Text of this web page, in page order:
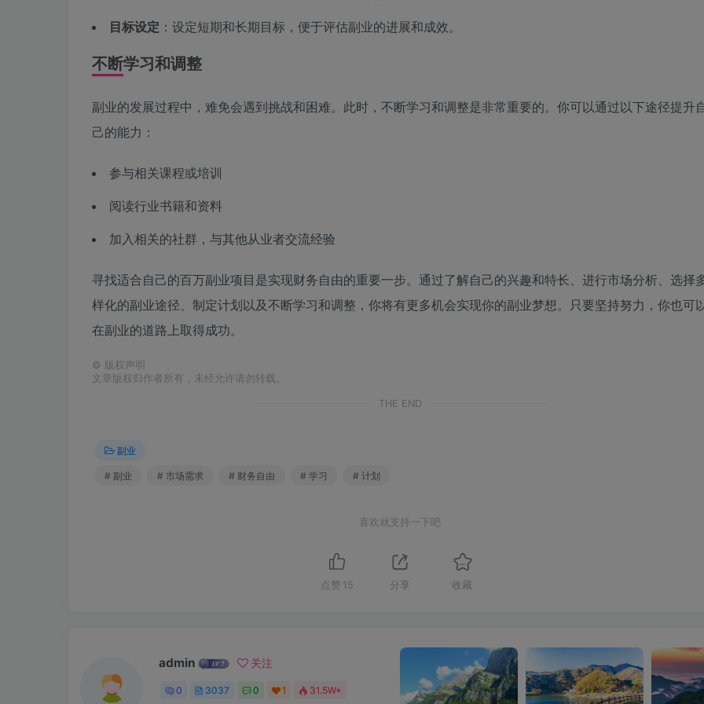
目标设定 ：设定短期和长期目标，便于评估副业的进展和成效。
不断学习和调整
副业的发展过程中，难免会遇到挑战和困难。此时，不断学习和调整是非常重要的。你可以通过以下途径提升
己的能力：
参与相关课程或培训
阅读行业书籍和资料
加入相关的社群，与其他从业者交流经验
寻找适合自己的百万副业项目是实现财务自由的重要一步。通过了解自己的兴趣和特长、进行市场分析、选择
样化的副业途径、制定计划以及不断学习和调整，你将有更多机会实现你的副业梦想。只要坚持努力，你也可
在副业的道路上取得成功。
© 版权声明
文章版权归作者所有，未经允许请勿转载。
THE END
副业
# 副业 # 市场需求 # 财务自由 # 学习 # 计划
喜欢就支持一下吧
点赞 15 分享 收藏
admin 关注
0 3037 0 1 31.5W+